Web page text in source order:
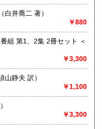
、冬季:天気次第)
ます。少数であれば店へ
はまずは電話などで相談
ります、メール・電話等
怪建築十二段返し ＜大陸文庫＞ （白井喬二 著）
￥880
組 第1、2集 2冊セット ＜
￥3,300
短編集 ＜新潮文庫＞ （須山静夫 訳）
￥1,100
￥3,300